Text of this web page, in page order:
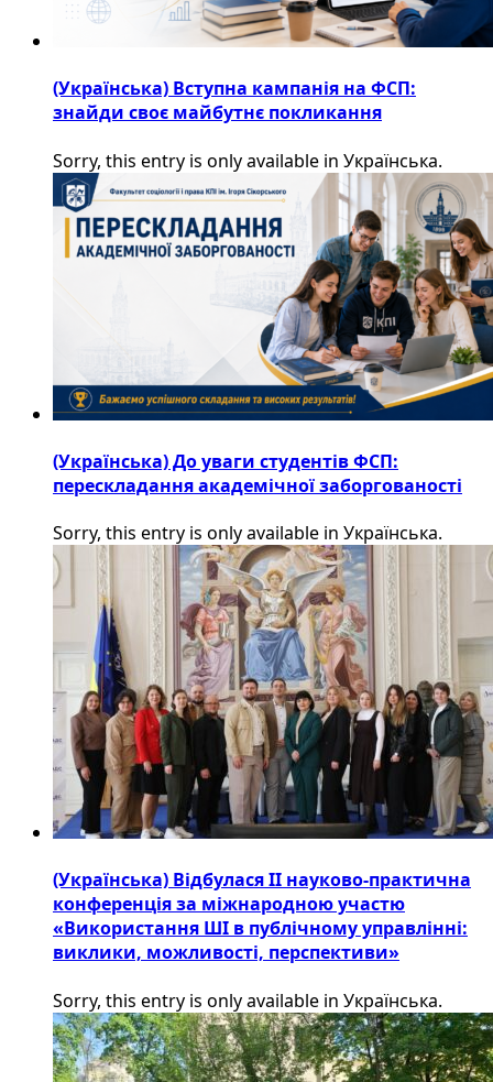
(Українська) Вступна кампанія на ФСП:
знайди своє майбутнє покликання
Sorry, this entry is only available in Українська.
(Українська) До уваги студентів ФСП:
перескладання академічної заборгованості
Sorry, this entry is only available in Українська.
(Українська) Відбулася ІІ науково-практична
конференція за міжнародною участю
«Використання ШІ в публічному управлінні:
виклики, можливості, перспективи»
Sorry, this entry is only available in Українська.